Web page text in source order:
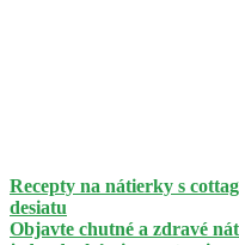
Recepty na nátierky s
desiatu
Objavte chutné a zdravé